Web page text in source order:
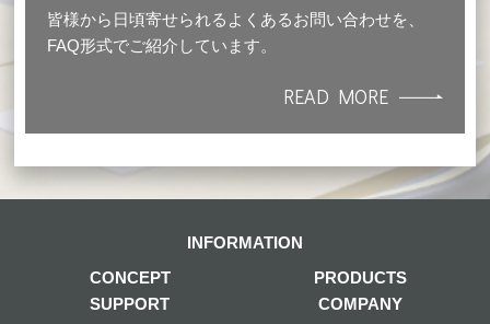
皆様から日頃寄せられるよくあるお問い合わせを、
FAQ形式でご紹介しています。
READ MORE
CONCEPT
PRODUCTS
SUPPORT
COMPANY
INFORMATION